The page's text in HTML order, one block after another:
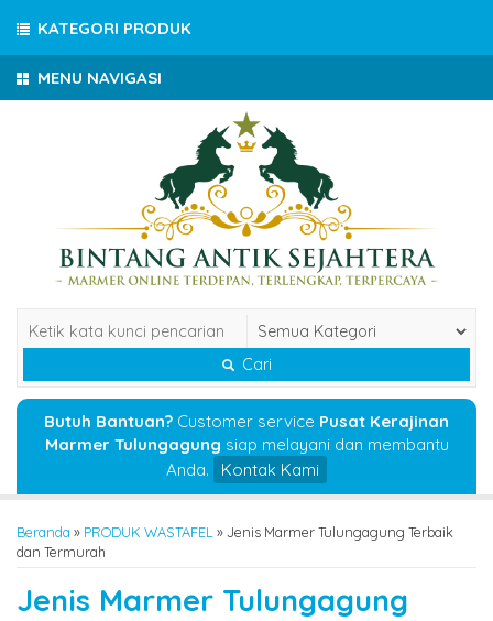
MENU NAVIGASI
Cari
Butuh Bantuan? Customer service Pusat Kerajinan
Marmer Tulungagung siap melayani dan membantu
Anda.
Kontak Kami
Beranda » PRODUK WASTAFEL »Jenis Marmer Tulungagung Terbaik
dan Termurah
Jenis Marmer Tulungagung
KATEGORI PRODUK